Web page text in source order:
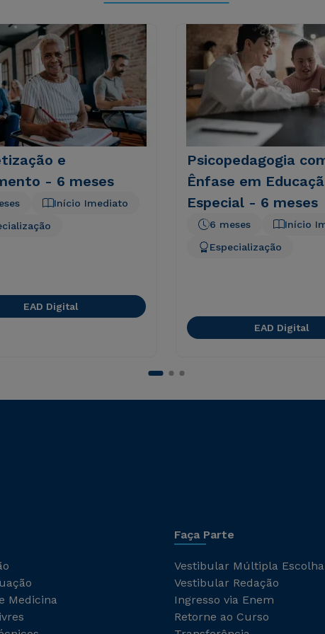
e
- 6 meses
Início Imediato
EAD Digital
Psicopedagogia
Ênfase em
Especial - 6 meses
Início
6 meses
Especialização
EAD Digital
Medicina
Faça Parte
Vestibular Múltipla Escolha
Vestibular Redação
Ingresso via Enem
Retorne ao Curso